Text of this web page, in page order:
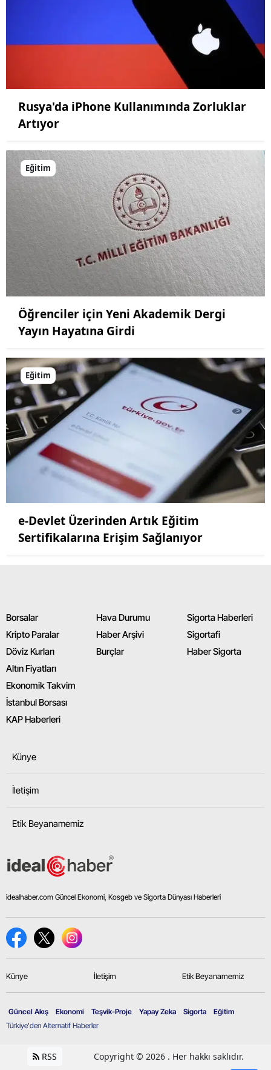
Rusya'da iPhone Kullanımında Zorluklar
Artıyor
Eğitim
Öğrenciler için Yeni Akademik Dergi
Yayın Hayatına Girdi
Eğitim
e-Devlet Üzerinden Artık Eğitim
Sertifikalarına Erişim Sağlanıyor
Borsalar
Kripto Paralar
Döviz Kurları
Altın Fiyatları
Ekonomik Takvim
İstanbul Borsası
KAP Haberleri
Hava Durumu
Haber Arşivi
Burçlar
Sigorta Haberleri
Sigortafi
Haber Sigorta
Künye
İletişim
Etik Beyanamemiz
idealhaber.com Güncel Ekonomi, Kosgeb ve Sigorta Dünyası Haberleri
Künye İletişim Etik Beyanamemiz
Türkiye'den Alternatif Haberler
Güncel Akış Ekonomi Teşvik-Proje Yapay Zeka Sigorta Eğitim
RSS Copyright © 2026 . Her hakkı saklıdır.